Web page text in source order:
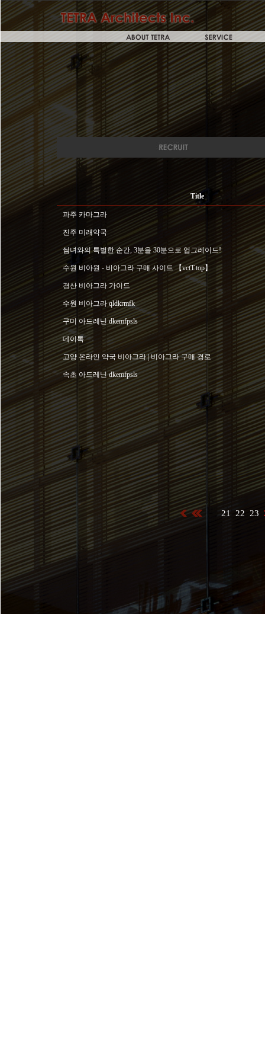
Title
파주 카마그라
진주 미래약국
썸녀와의 특별한 순간, 3분을 30분으로 업그레이드!
수원 비아원 - 비아그라 구매 사이트 【vctT.top】
경산 비아그라 가이드
수원 비아그라 qldkrmfk
구미 아드레닌 dkemfpsls
데이톡
고양 온라인 약국 비아그라 | 비아그라 구매 경로
속초 아드레닌 dkemfpsls
21 22 23